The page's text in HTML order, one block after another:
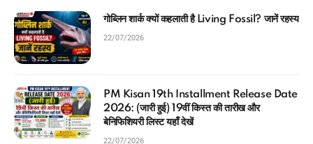
गोब्लिन शार्क क्यों कहलाती है Living Fossil? जानें रहस्य
22/07/2026
PM Kisan 19th Installment Release Date
2026: (जारी हुई) 19वीं किस्त की तारीख और
बेनिफिशियरी लिस्ट यहाँ देखें
22/07/2026